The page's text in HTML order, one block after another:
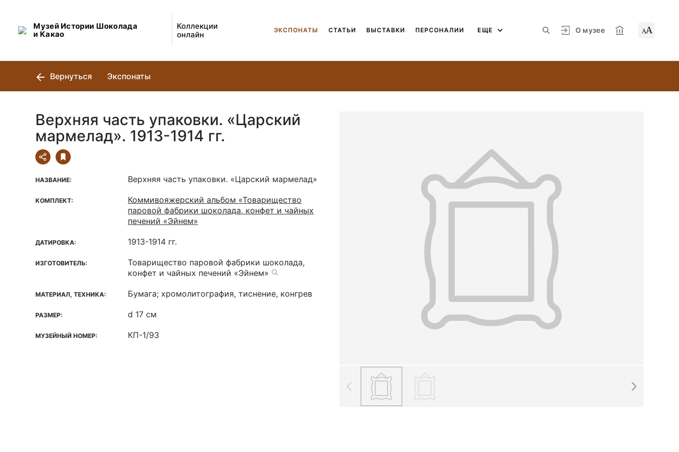
Музей Истории Шоколада
и Какао
Коллекции
онлайн
О музее АА
ЭКСПОНАТЫ СТАТЬИ ВЫСТАВКИ ПЕРСОНАЛИИ ЕЩЕ
Вернуться Экспонаты
Верхняя часть упаковки. «Царский
мармелад». 1913-1914 гг.
НАЗВАНИЕ: Верхняя часть упаковки. «Царский мармелад»
КОМПЛЕКТ:
Коммивояжерский альбом «Товарищество
паровой фабрики шоколада, конфет и чайных
печений «Эйнем»
ДАТИРОВКА: 1913-1914 гг.
ИЗГОТОВИТЕЛЬ:
Товарищество паровой фабрики шоколада,
конфет и чайных печений «Эйнем»
МАТЕРИАЛ, ТЕХНИКА: Бумага; хромолитография, тиснение, конгрев
РАЗМЕР: d 17 см
МУЗЕЙНЫЙ НОМЕР: КП-1/93